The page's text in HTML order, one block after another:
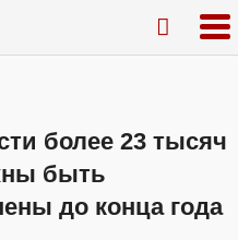
более 23 тысяч
быть
до конца года